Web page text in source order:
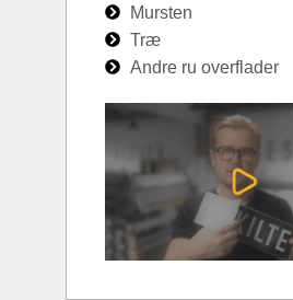
Mursten
Træ
Andre ru overflader